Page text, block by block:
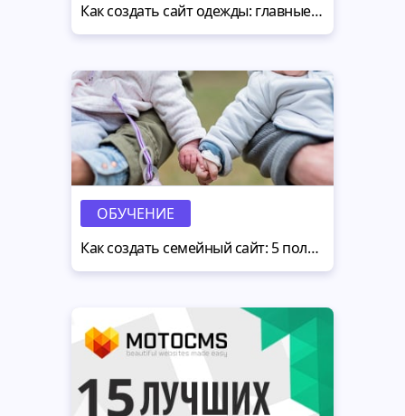
Как создать сайт одежды: главные опасения и обстоятельства
ОБУЧЕНИЕ
Как создать семейный сайт: 5 полезных идей